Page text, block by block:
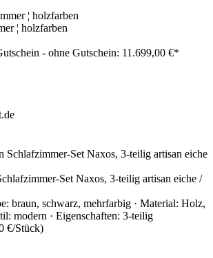
¦ holzfarben
- ohne Gutschein: 11.699,00 €*
Set Naxos, 3-teilig artisan eiche /
braun, schwarz, mehrfarbig · Material: Holz,
modern · Eigenschaften: 3-teilig
€/Stück)